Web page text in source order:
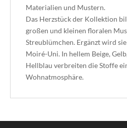
Materialien und Mustern.
Das Herzstück der Kollektion
großen und kleinen floralen
Streublümchen. Ergänzt wird
Moiré-Uni. In hellem Beige,
Hellblau verbreiten die Stoffe
Wohnatmosphäre.